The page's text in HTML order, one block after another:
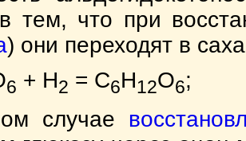
тем, что при
) они переходят в
6 + H2 = C6H12O6;
случае